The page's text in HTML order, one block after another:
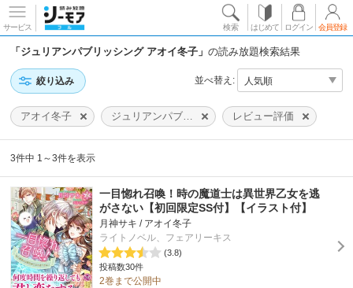
サービス 検索 はじめて ログイン 会員登録
「ジュリアンパブリッシング アオイ冬子」の読み放題検索結果
絞り込み 並べ替え:
アオイ冬子 ジュリアンパブリッシング レビュー評価
3件中 1～3件を表示
一目惚れ召喚！時の魔道士は異世界乙女を逃
がさない【初回限定SS付】【イラスト付】
月神サキ / アオイ冬子
ライトノベル、フェアリーキス
(3.8)
投稿数30件
2巻まで公開中